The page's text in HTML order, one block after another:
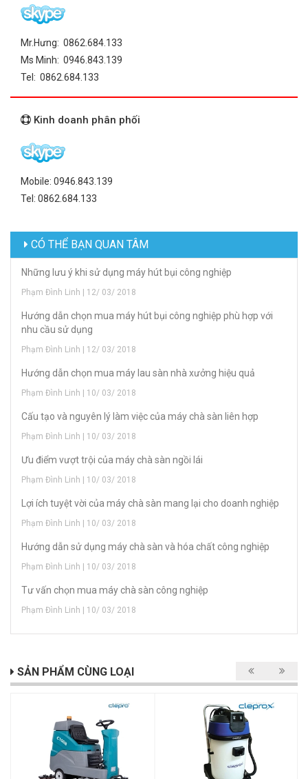
Mr.Hưng: 0862.684.133
Ms Minh: 0946.843.139
Tel: 0862.684.133
Kinh doanh phân phối
Mobile: 0946.843.139
Tel: 0862.684.133
CÓ THỂ BẠN QUAN TÂM
Những lưu ý khi sử dụng máy hút bụi công nghiệp
Phạm Đình Linh | 12/ 03/ 2018
Hướng dẫn chọn mua máy hút bụi công nghiệp phù hợp với
nhu cầu sử dụng
Phạm Đình Linh | 12/ 03/ 2018
Hướng dẫn chọn mua máy lau sàn nhà xưởng hiệu quả
Phạm Đình Linh | 10/ 03/ 2018
Cấu tạo và nguyên lý làm việc của máy chà sàn liên hợp
Phạm Đình Linh | 10/ 03/ 2018
Ưu điểm vượt trội của máy chà sàn ngồi lái
Phạm Đình Linh | 10/ 03/ 2018
Lợi ích tuyệt vời của máy chà sàn mang lại cho doanh nghiệp
Phạm Đình Linh | 10/ 03/ 2018
Hướng dẫn sử dụng máy chà sàn và hóa chất công nghiệp
Phạm Đình Linh | 10/ 03/ 2018
Tư vấn chọn mua máy chà sàn công nghiệp
Phạm Đình Linh | 10/ 03/ 2018
SẢN PHẨM CÙNG LOẠI